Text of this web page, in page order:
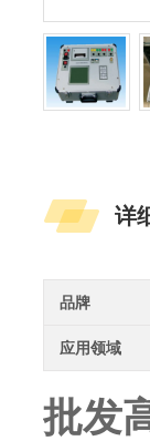
详
品牌
应用领域
批发